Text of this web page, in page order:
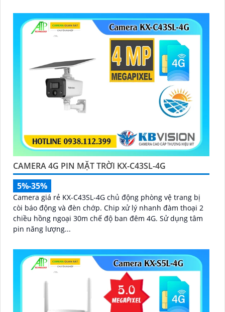
CAMERA 4G PIN MẶT TRỜI KX-C43SL-4G
5%-35%
Camera giá rẻ KX-C43SL-4G chủ động phòng vệ trang bị
còi báo động và đèn chớp. Chip xử lý nhanh đàm thoại 2
chiều hồng ngoại 30m chế độ ban đêm 4G. Sử dụng tâm
pin năng lượng...